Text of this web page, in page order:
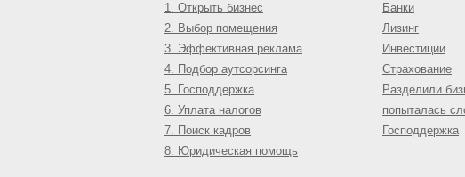
1. Открыть бизнес
2. Выбор помещения
3. Эффективная реклама
4. Подбор аутсорсинга
5. Господдержка
6. Уплата налогов
7. Поиск кадров
8. Юридическая помощь
Банки
Лизинг
Инвестиции
Страхование
Разделили
попыталась
Господдержка